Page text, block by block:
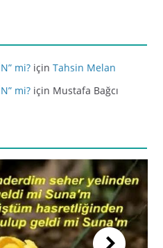
mi?için Tahsin Melan
mi?için Mustafa Bağcı